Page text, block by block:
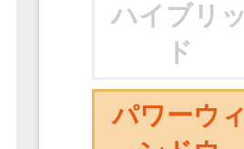
ハイブリッ
ド
パワーウィ